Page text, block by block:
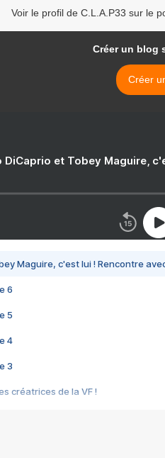
Voir le profil de C.L.A.P33 sur le
Créer un blog
Créer
DiCaprio et Tobey Maguire,
Maguire, c'est lui ! Rencontre
6
5
4
3
créatrices de la VF !